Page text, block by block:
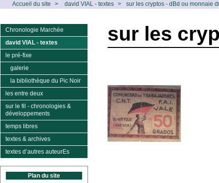
Accueil du site > david VIAL - textes > sur les cryptos - dBd ou monnaie
sur les
Chronologie Marchée
david VIAL - textes
le pré-fixe
galerie
la bibliothèque du Pic Noir
les entre deux
sur le fil - chronologies &
développements
temps libres
textes & archives
textes d’autres auteurEs
Plan du site